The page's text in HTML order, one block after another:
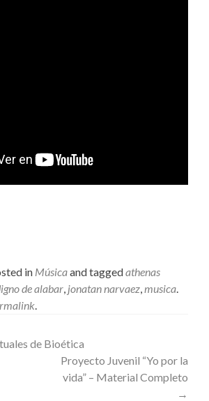
in Músicaand taggedathenas
de alabar, jonatan narvaez,musica.
.
de Bioética
Proyecto Juvenil “Yo por la
vida” – Material Completo
→